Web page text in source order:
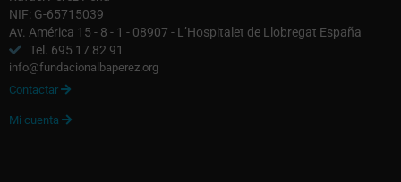
NIF: G-65715039
Av. América 15 - 8 - 1 - 08907 - L’Hospitalet de Llobregat España
Tel. 695 17 82 91
info@fundacionalbaperez.org
Contactar 
Mi cuenta 